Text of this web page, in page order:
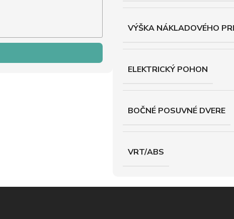
VÝŠKA NÁKLADOVÉHO
ELEKTRICKÝ POHON
BOČNÉ POSUVNÉ DVERE
VRT/ABS